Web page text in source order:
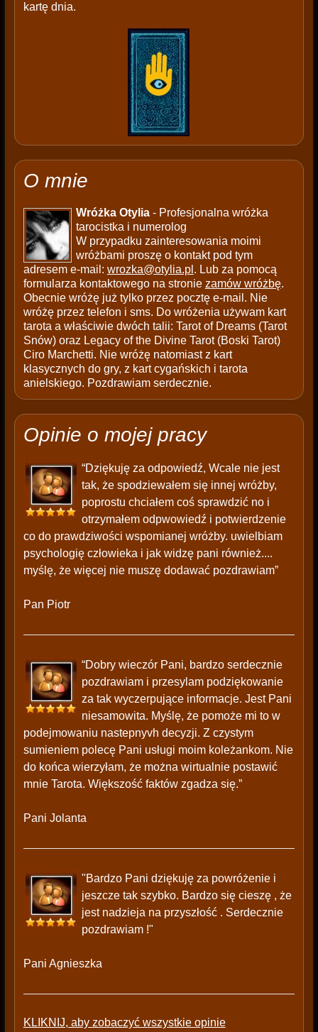
kartę dnia.
O mnie
Wróżka Otylia- Profesjonalna wróżka
tarocistka i numerolog
W przypadku zainteresowania moimi
wróżbami proszę o kontakt pod tym
adresem e-mail: wrozka@otylia.pl . Lub za pomocą
formularza kontaktowego na stronie zamów wróżbę.
Obecnie wróżę już tylko przez pocztę e-mail. Nie
wróżę przez telefon i sms. Do wróżenia używam kart
tarota a właściwie dwóch talii: Tarot of Dreams (Tarot
Snów) oraz Legacy of the Divine Tarot (Boski Tarot)
Ciro Marchetti. Nie wróżę natomiast z kart
klasycznych do gry, z kart cygańskich i tarota
anielskiego. Pozdrawiam serdecznie.
Opinie o mojej pracy
“Dziękuję za odpowiedź, Wcale nie jest
tak, że spodziewałem się innej wróżby,
poprostu chciałem coś sprawdzić no i
otrzymałem odpwowiedź i potwierdzenie
co do prawdziwości wspomianej wróżby. uwielbiam
psychologię człowieka i jak widzę pani również....
myślę, że więcej nie muszę dodawać pozdrawiam”
Pan Piotr
“Dobry wieczór Pani, bardzo serdecznie
pozdrawiam i przesylam podziękowanie
za tak wyczerpujące informacje. Jest Pani
niesamowita. Myślę, że pomoże mi to w
podejmowaniu nastepnyvh decyzji. Z czystym
sumieniem polecę Pani usługi moim koleżankom. Nie
do końca wierzyłam, że można wirtualnie postawić
mnie Tarota. Większość faktów zgadza się.”
Pani Jolanta
"Bardzo Pani dziękuję za powróżenie i
jeszcze tak szybko. Bardzo się cieszę , że
jest nadzieja na przyszłość . Serdecznie
pozdrawiam !"
Pani Agnieszka
KLIKNIJ, aby zobaczyć wszystkie opinie